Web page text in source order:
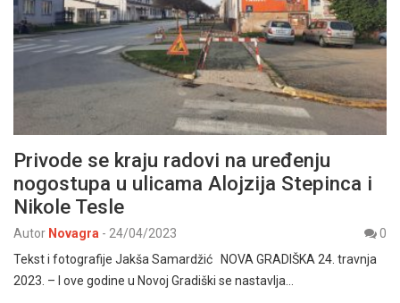
Privode se kraju radovi na uređenju
nogostupa u ulicama Alojzija Stepinca i
Nikole Tesle
Autor Novagra - 24/04/2023
0
Tekst i fotografije Jakša Samardžić NOVA GRADIŠKA 24. travnja
2023. – I ove godine u Novoj Gradiški se nastavlja…